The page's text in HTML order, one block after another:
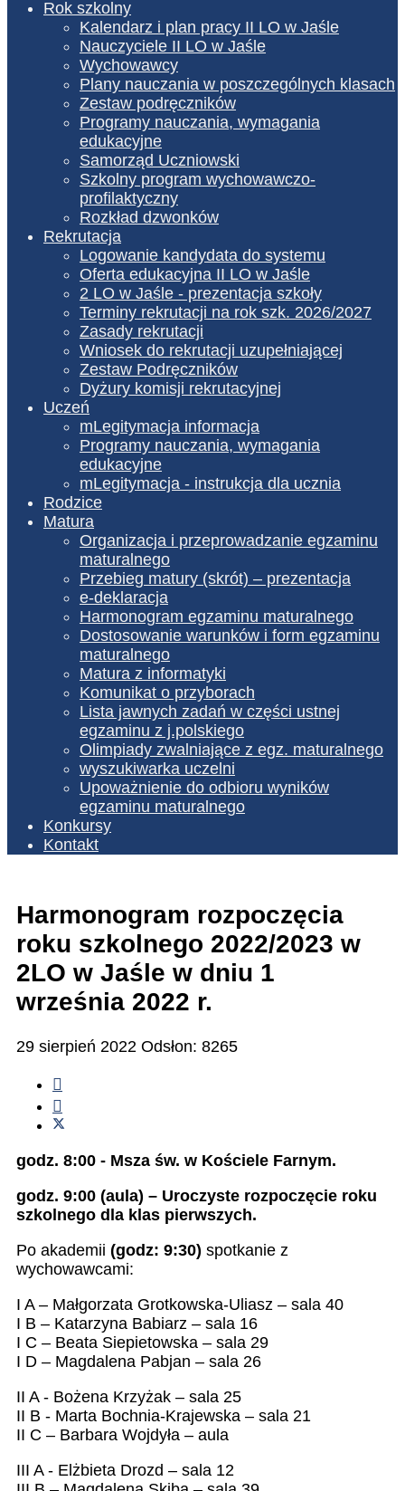
Rok szkolny
Kalendarz i plan pracy II LO w Jaśle
Nauczyciele II LO w Jaśle
Wychowawcy
Plany nauczania w poszczególnych klasach
Zestaw podręczników
Programy nauczania, wymagania
edukacyjne
Samorząd Uczniowski
Szkolny program wychowawczo-
profilaktyczny
Rozkład dzwonków
Rekrutacja
Logowanie kandydata do systemu
Oferta edukacyjna II LO w Jaśle
2 LO w Jaśle - prezentacja szkoły
Terminy rekrutacji na rok szk. 2026/2027
Zasady rekrutacji
Wniosek do rekrutacji uzupełniającej
Zestaw Podręczników
Dyżury komisji rekrutacyjnej
Uczeń
mLegitymacja informacja
Programy nauczania, wymagania
edukacyjne
mLegitymacja - instrukcja dla ucznia
Rodzice
Matura
Organizacja i przeprowadzanie egzaminu
maturalnego
Przebieg matury (skrót) – prezentacja
e-deklaracja
Harmonogram egzaminu maturalnego
Dostosowanie warunków i form egzaminu
maturalnego
Matura z informatyki
Komunikat o przyborach
Lista jawnych zadań w części ustnej
egzaminu z j.polskiego
Olimpiady zwalniające z egz. maturalnego
wyszukiwarka uczelni
Upoważnienie do odbioru wyników
egzaminu maturalnego
Konkursy
Kontakt
Harmonogram rozpoczęcia
roku szkolnego 2022/2023 w
2LO w Jaśle w dniu 1
września 2022 r.
29 sierpień 2022 Odsłon: 8265
godz. 8:00 - Msza św. w Kościele Farnym.
godz. 9:00 (aula) – Uroczyste rozpoczęcie roku
szkolnego dla klas pierwszych.
Po akademii (godz: 9:30) spotkanie z
wychowawcami:
I A – Małgorzata Grotkowska-Uliasz – sala 40
I B – Katarzyna Babiarz – sala 16
I C – Beata Siepietowska – sala 29
I D – Magdalena Pabjan – sala 26
II A - Bożena Krzyżak – sala 25
II B - Marta Bochnia-Krajewska – sala 21
II C – Barbara Wojdyła – aula
III A - Elżbieta Drozd – sala 12